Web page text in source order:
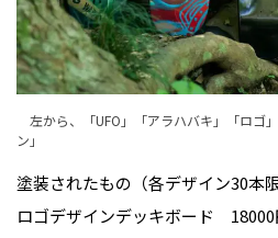
左から、「UFO」「アラハバキ」「ロゴ
ン」
塗装されたもの（各デザイン30本限
ロゴデザインデッキボード 18000